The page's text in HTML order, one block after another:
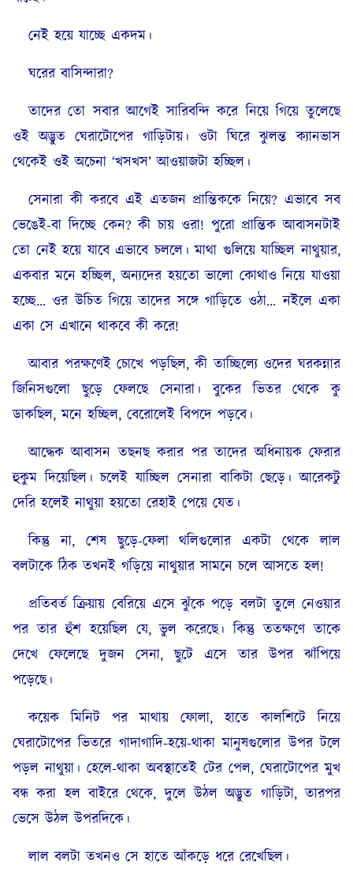
নেই হয়ে যাচ্ছে একদম।
ঘরের বাসিন্দারা?
তাদের তো সবার আগেই সারিবন্দি করে নিয়ে গিয়ে তুলেছে
ওই অদ্ভুত ঘেরাটোপের গাড়িটায়। ওটা ঘিরে ঝুলন্ত ক্যানভাস
থেকেই ওই অচেনা ‘খসখস’ আওয়াজটা হচ্ছিল।
সেনারা কী করবে এই এতজন প্রান্তিককে নিয়ে? এভাবে সব
ভেঙেই-বা দিচ্ছে কেন? কী চায় ওরা! পুরো প্রান্তিক আবাসনটাই
তো নেই হয়ে যাবে এভাবে চললে। মাথা গুলিয়ে যাচ্ছিল নাথুয়ার,
একবার মনে হচ্ছিল, অন্যদের হয়তো ভালো কোথাও নিয়ে যাওয়া
হচ্ছে… ওর উচিত গিয়ে তাদের সঙ্গে গাড়িতে ওঠা… নইলে একা
একা সে এখানে থাকবে কী করে!
আবার পরক্ষণেই চোখে পড়ছিল, কী তাচ্ছিল্যে ওদের ঘরকন্নার
জিনিসগুলো ছুড়ে ফেলছে সেনারা। বুকের ভিতর থেকে কু
ডাকছিল, মনে হচ্ছিল, বেরোলেই বিপদে পড়বে।
আদ্ধেক আবাসন তছনছ করার পর তাদের অধিনায়ক ফেরার
হুকুম দিয়েছিল। চলেই যাচ্ছিল সেনারা বাকিটা ছেড়ে। আরেকটু
দেরি হলেই নাথুয়া হয়তো রেহাই পেয়ে যেত।
কিন্তু না, শেষ ছুড়ে-ফেলা থলিগুলোর একটা থেকে লাল
বলটাকে ঠিক তখনই গড়িয়ে নাথুয়ার সামনে চলে আসতে হল!
প্রতিবর্ত ক্রিয়ায় বেরিয়ে এসে ঝুঁকে পড়ে বলটা তুলে নেওয়ার
পর তার হুঁশ হয়েছিল যে, ভুল করেছে। কিন্তু ততক্ষণে তাকে
দেখে ফেলেছে দুজন সেনা, ছুটে এসে তার উপর ঝাঁপিয়ে
পড়েছে।
কয়েক মিনিট পর মাথায় ফোলা, হাতে কালশিটে নিয়ে
ঘেরাটোপের ভিতরে গাদাগাদি-হয়ে-থাকা মানুষগুলোর উপর টলে
পড়ল নাথুয়া। হেলে-থাকা অবস্থাতেই টের পেল, ঘেরাটোপের মুখ
বন্ধ করা হল বাইরে থেকে, দুলে উঠল অদ্ভুত গাড়িটা, তারপর
ভেসে উঠল উপরদিকে।
লাল বলটা তখনও সে হাতে আঁকড়ে ধরে রেখেছিল।